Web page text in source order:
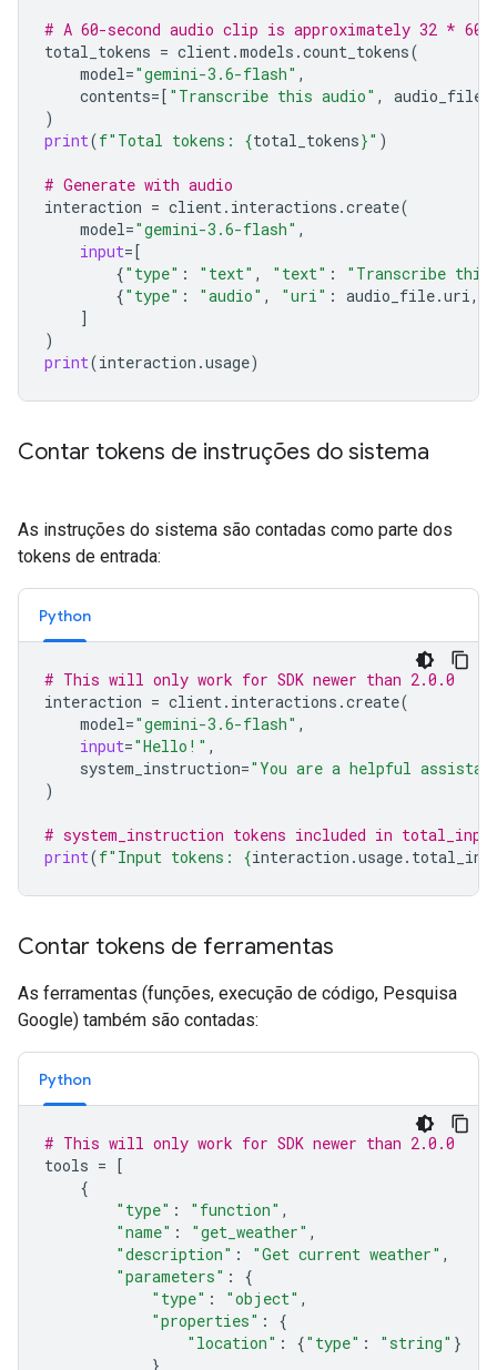
# A 60-second audio clip is approximately 32 * 60
total_tokens = client.models .count_tokens(
model="gemini-3.6-flash" ,
contents=[ "Transcribe this audio" , audio_file
)
print(f"Total tokens: {total_tokens}" )
# Generate with audio
interaction = client. interactions .create(
model="gemini-3.6-flash" ,
input=[
{"type" : "text" , "text" :
"Transcribe this
{"type" : "audio" , "uri" : audio_file.uri,
]
)
print(interaction .usage)
Contar tokens de instruções do sistema
As instruções do sistema são contadas como parte dos
tokens de entrada:
Python
# This will only work for SDK newer than 2.0.0
interaction = client. interactions .create(
model="gemini-3.6-flash" ,
input="Hello!" ,
system_instruction="You are a helpful
)
# system_instruction tokens included in
print(f"Input tokens: {interaction .usage.
Contar tokens de ferramentas
As ferramentas (funções, execução de código, Pesquisa
Google) também são contadas:
Python
# This will only work for SDK newer than 2.0.0
tools = [
{
"type" : "function" ,
"name" : "get_weather" ,
"description" : "Get current weather" ,
"parameters" :
{
"type" : "object" ,
"properties" :
{
"location" : {"type" : "string" }
}